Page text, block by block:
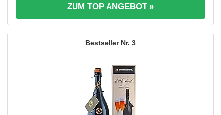
ZUM TOP ANGEBOT »
3